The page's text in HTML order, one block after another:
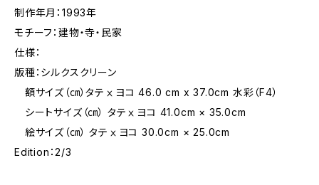
制作年月：1993年
モチーフ：建物・寺・民家
仕様：
版種：シルクスクリーン
額サイズ（㎝）タテⅹヨコ 46.0 cm x 37.0cm 水彩（F4）
シートサイズ（㎝） タテⅹヨコ 41.0cm × 35.0cm
絵サイズ（㎝） タテⅹヨコ 30.0cm × 25.0cm
Edition：2/3